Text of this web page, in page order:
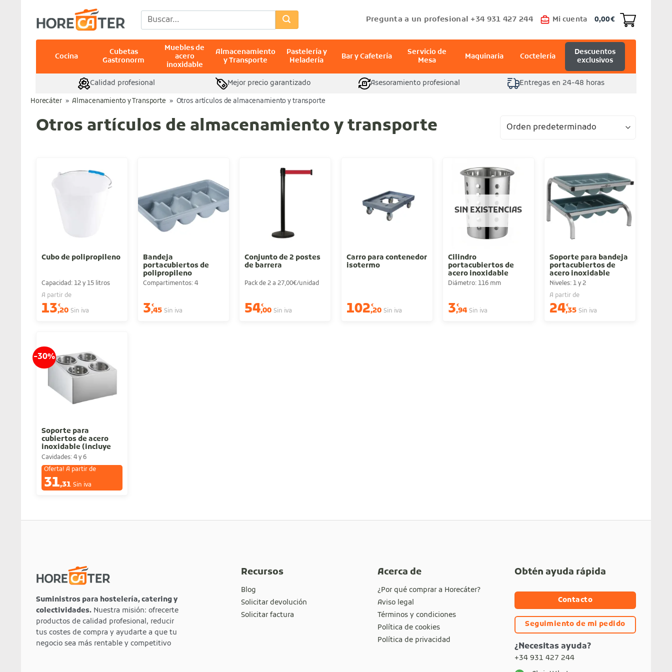
contenido
Buscar
por:
Pregunta a un profesional +34 931 427 244 Mi cuenta 0,00€
Cocina
Cubetas
Gastronorm
Muebles de
acero
inoxidable
Almacenamiento
y Transporte
Pastelería y
Heladería
Bar y Cafetería
Servicio de
Mesa
Maquinaria Coctelería
Descuentos
exclusivos
Calidad profesional Mejor precio garantizado Asesoramiento profesional Entregas en 24-48 horas
Horecáter » Almacenamiento y Transporte » Otros artículos de almacenamiento y transporte
Otros artículos de almacenamiento y transporte
Cubo de polipropileno
Capacidad: 12 y 15 litros
A partir de
13€
,20 Sin iva
Bandeja
portacubiertos de
polipropileno
Compartimentos: 4
3€
,45 Sin iva
Conjunto de 2 postes
de barrera
Pack de 2 a 27,00€/unidad
54€
,00 Sin iva
Carro para contenedor
isotermo
102€
,20 Sin iva
SIN EXISTENCIAS
Cilindro
portacubiertos de
acero inoxidable
Diámetro: 116 mm
3€
,94 Sin iva
Soporte para bandeja
portacubiertos de
acero inoxidable
(incluye la/s
bandeja/s)
Niveles: 1 y 2
A partir de
24€
,35 Sin iva
-30%
Soporte para
cubiertos de acero
inoxidable (incluye
los 4 o 6 cilindros)
Cavidades: 4 y 6
Oferta! A partir de
31,31 Sin iva
Suministros para hostelería, catering y
colectividades. Nuestra misión: ofrecerte
productos de calidad profesional, reducir
tus costes de compra y ayudarte a que tu
negocio sea más rentable y competitivo
Recursos
Blog
Solicitar devolución
Solicitar factura
Acerca de
¿Por qué comprar a Horecáter?
Aviso legal
Términos y condiciones
Política de cookies
Política de privacidad
Obtén ayuda rápida
Contacto
Seguimiento de mi pedido
¿Necesitas ayuda?
+34 931 427 244